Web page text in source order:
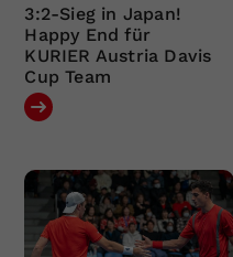
3:2-Sieg in Japan!
Happy End für
KURIER Austria Davis
Cup Team